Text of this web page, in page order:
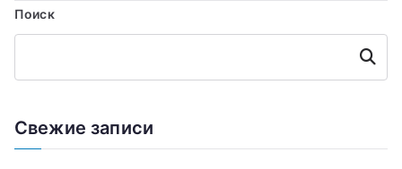
Поиск
Поиск
Свежие записи